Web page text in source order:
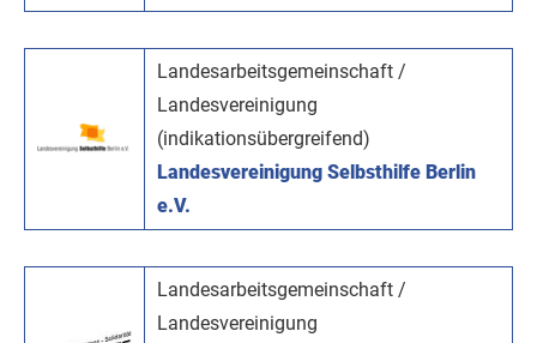
Landesarbeitsgemeinschaft /
Landesvereinigung
(indikationsübergreifend)
Landesvereinigung Selbsthilfe Berlin
e.V.
Landesarbeitsgemeinschaft /
Landesvereinigung